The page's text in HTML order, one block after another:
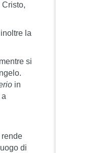
la
si
in
rende
di